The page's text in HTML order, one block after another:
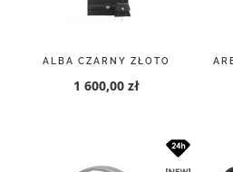
ALBA CZARNY ZŁOTO
1 600,00 zł